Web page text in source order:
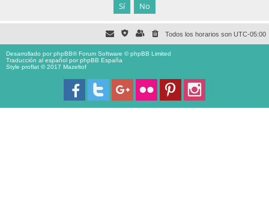
Todos los horarios son UTC-05:00
Desarrollado porphpBB® Forum Software © phpBB Limited
Traducción al español porphpBB España
Style proflat © 2017 Mazeltof